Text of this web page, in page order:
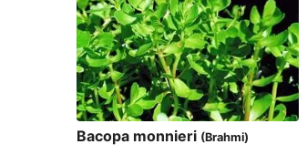
Bacopa monnieri (Brahmi)